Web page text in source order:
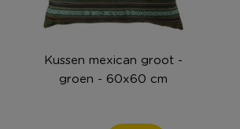
Kussen mexican groot -
groen - 60x60 cm